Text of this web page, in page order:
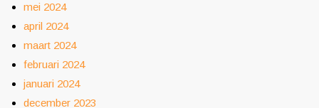
mei 2024
april 2024
maart 2024
februari 2024
januari 2024
december 2023